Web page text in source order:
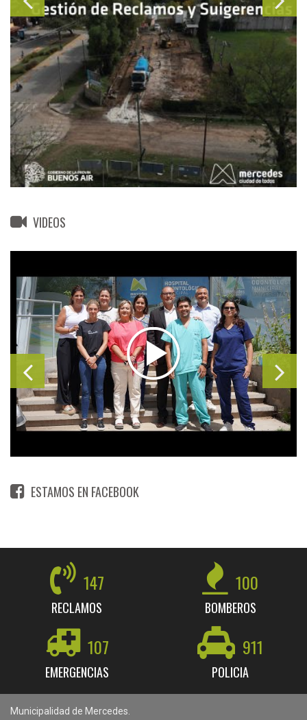
VIDEOS
ESTAMOS EN FACEBOOK
147
RECLAMOS
100
BOMBEROS
107
EMERGENCIAS
911
POLICIA
Municipalidad de Mercedes.